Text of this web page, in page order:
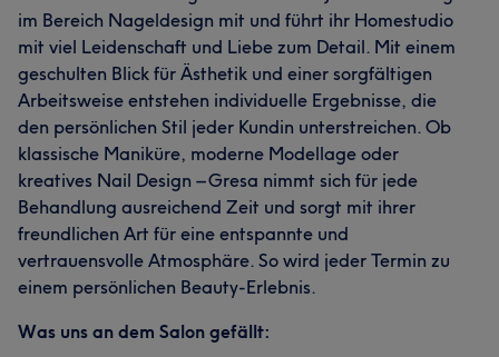
im Bereich Nageldesign mit und führt ihr Homestudio
mit viel Leidenschaft und Liebe zum Detail. Mit einem
geschulten Blick für Ästhetik und einer sorgfältigen
Arbeitsweise entstehen individuelle Ergebnisse, die
den persönlichen Stil jeder Kundin unterstreichen. Ob
klassische Maniküre, moderne Modellage oder
kreatives Nail Design – Gresa nimmt sich für jede
Behandlung ausreichend Zeit und sorgt mit ihrer
freundlichen Art für eine entspannte und
vertrauensvolle Atmosphäre. So wird jeder Termin zu
einem persönlichen Beauty-Erlebnis.
Was uns an dem Salon gefällt: